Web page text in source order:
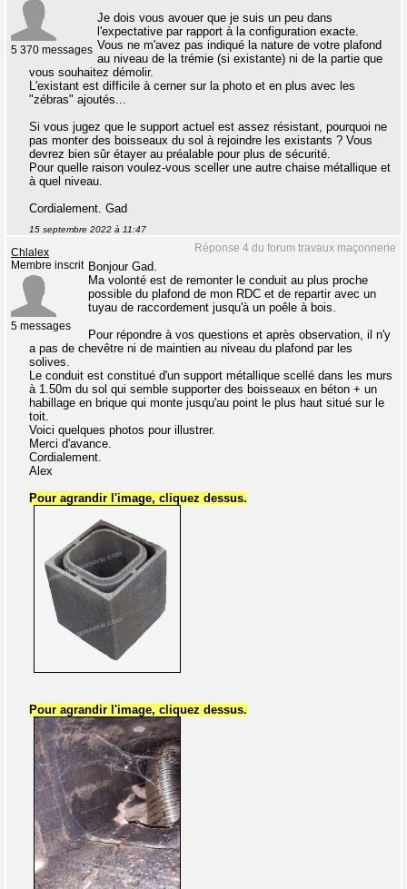
5 370 messages
Je dois vous avouer que je suis un peu dans
l'expectative par rapport à la configuration exacte.
Vous ne m'avez pas indiqué la nature de votre plafond
au niveau de la trémie (si existante) ni de la partie que
vous souhaitez démolir.
L'existant est difficile à cerner sur la photo et en plus avec les
"zébras" ajoutés...
Si vous jugez que le support actuel est assez résistant, pourquoi ne
pas monter des boisseaux du sol à rejoindre les existants ? Vous
devrez bien sûr étayer au préalable pour plus de sécurité.
Pour quelle raison voulez-vous sceller une autre chaise métallique et
à quel niveau.
Cordialement. Gad
15 septembre 2022 à 11:47
Réponse 4 du forum travaux maçonnerie
Chlalex
Membre inscrit
5 messages
Bonjour Gad.
Ma volonté est de remonter le conduit au plus proche
possible du plafond de mon RDC et de repartir avec un
tuyau de raccordement jusqu'à un poêle à bois.
Pour répondre à vos questions et après observation, il n'y
a pas de chevêtre ni de maintien au niveau du plafond par les
solives.
Le conduit est constitué d'un support métallique scellé dans les murs
à 1.50m du sol qui semble supporter des boisseaux en béton + un
habillage en brique qui monte jusqu'au point le plus haut situé sur le
toit.
Voici quelques photos pour illustrer.
Merci d'avance.
Cordialement.
Alex
Pour agrandir l'image, cliquez dessus.
Pour agrandir l'image, cliquez dessus.